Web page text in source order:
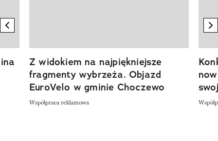
previous element
Z widokiem na najpiękniejsze
fragmenty wybrzeża. Objazd
EuroVelo w gminie Choczewo
Współpraca reklamowa